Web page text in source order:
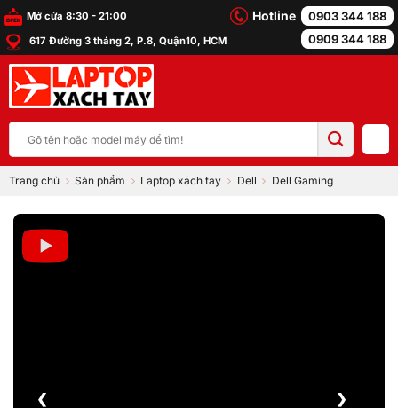
Bỏ
qua
nội
dung
Mở cửa 8:30 - 21:00
617 Đường 3 tháng 2, P.8, Quận10, HCM
Hotline
0903 344 188
0909 344 188
kiếm:
Trang chủ Sản phẩm Laptop xách tay Dell Dell Gaming
❮ ❯